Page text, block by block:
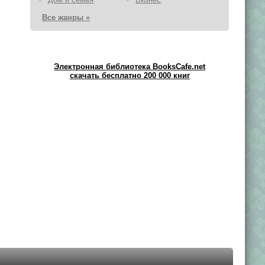
Все жанры »
Электронная библиотека BooksCafe.net
скачать бесплатно 200 000 книг